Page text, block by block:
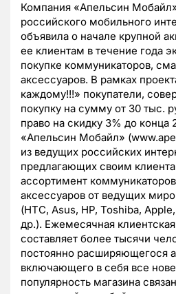
Компания «Апельсин
российского мобильного
объявила о начале крупной
ее клиентам в течение года
покупке коммуникаторов,
аксессуаров. В рамках
каждому!!!» покупатели,
покупку на сумму от 30 тыс.
право на скидку 3% до конца
«Апельсин Мобайл»
из ведущих российских
предлагающих своим
ассортимент
аксессуаров от ведущих
(HTC, Asus, HP, Toshiba,
др.). Ежемесячная
составляет более тысячи
постоянно расширяющегося
включающего в себя все
популярность магазина